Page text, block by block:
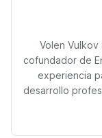
Volen
cofundador de
experiencia
desarrollo